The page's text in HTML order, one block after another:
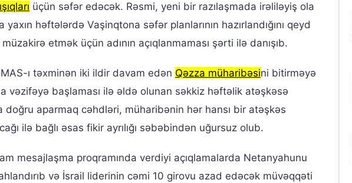
üçün səfər edəcək. Rəsmi, yeni bir razılaşmada irəliləyiş ola
həftələrdə Vaşinqtona səfər planlarının hazırlandığını qeyd
etmək üçün adının açıqlanmaması şərti ilə danışıb.
ı təxminən iki ildir davam edən Qəzza müharibəsini bitirməyə
vəzifəyə başlaması ilə əldə olunan səkkiz həftəlik atəşkəsə
aparmaq cəhdləri, müharibənin hər hansı bir atəşkəs
ilə bağlı əsas fikir ayrılığı səbəbindən uğursuz olub.
mesajlaşma proqramında verdiyi açıqlamalarda Netanyahunu
və İsrail liderinin cəmi 10 girovu azad edəcək müvəqqəti